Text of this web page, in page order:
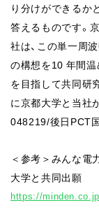
り分けができるか
答えるものです。
社は、この単⼀周
の構想を10 年間
を⽬指して共同研
に京都大学と当社
048219/後日PCT
＜参考＞みんな電
大学と共同出願
https://